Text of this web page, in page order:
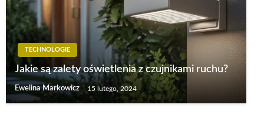
TECHNOLOGIE
Jakie są zalety oświetlenia z czujnikami ruchu?
Ewelina Markowicz 15 lutego, 2024